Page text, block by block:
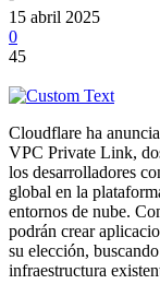
15 abril 2025
0
45
Cloudflare ha
VPC Private Link,
los desarrolladores
global en la
entornos de nube.
podrán crear
su elección,
infraestructura